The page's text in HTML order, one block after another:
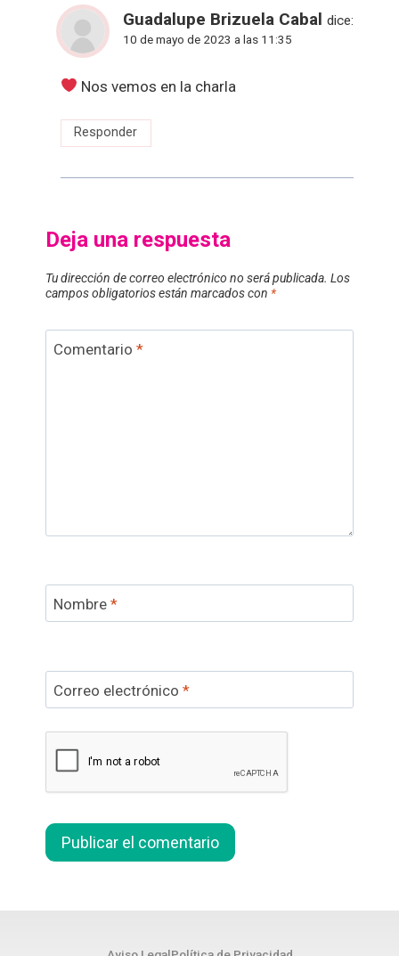
Guadalupe Brizuela Cabal dice:
10 de mayo de 2023 a las 11:35
Nos vemos en la charla
Responder
Deja una respuesta
Tu dirección de correo electrónico no será publicada. Los
campos obligatorios están marcados con *
Comentario *
Nombre *
Correo electrónico *